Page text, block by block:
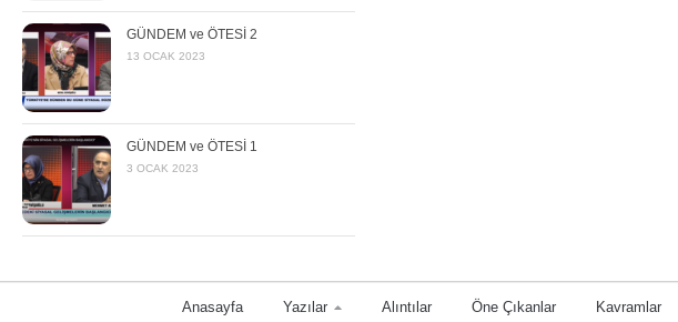
GÜNDEM ve ÖTESİ 2
13 OCAK 2023
GÜNDEM ve ÖTESİ 1
3 OCAK 2023
Anasayfa Yazılar Alıntılar Öne Çıkanlar Kavramlar